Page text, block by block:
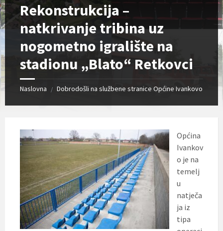
Rekonstrukcija –
natkrivanje tribina uz
nogometno igralište na
stadionu „Blato“ Retkovci
Naslovna / Dobrodošli na službene stranice Općine Ivankovo
Općina
Ivankov
o je na
temelj
u
natječa
ja iz
tipa